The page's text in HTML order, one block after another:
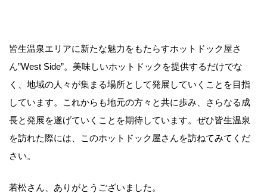
皆生温泉エリアに新たな魅力をもたらすホットドック屋さ
ん”West Side”。美味しいホットドックを提供するだけでな
く、地域の人々が集まる場所として発展していくことを目指
しています。これからも地元の方々と共に歩み、さらなる成
長と発展を遂げていくことを期待しています。ぜひ皆生温泉
を訪れた際には、このホットドック屋さんを訪ねてみてくだ
さい。
若松さん、ありがとうございました。